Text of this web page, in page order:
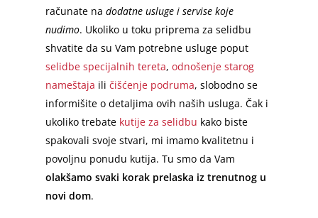
računate nadodatne usluge i servise koje
nudimo. Ukoliko u toku priprema za selidbu
shvatite da su Vam potrebne usluge poput
selidbe specijalnih tereta,odnošenje starog
nameštaja iličišćenje podruma, slobodno se
informišite o detaljima ovih naših usluga. Čak i
ukoliko trebate kutije za selidbu kako biste
spakovali svoje stvari, mi imamo kvalitetnu i
povoljnu ponudu kutija. Tu smo da Vam
olakšamo svaki korak prelaska iz trenutnog u
novi dom.